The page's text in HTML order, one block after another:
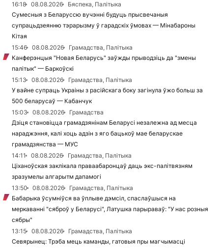
16:18
08.08.2026
Бяспека, Палітыка
Сумесныя з Беларуссю вучэнні будуць прысвечаныя
супрацьдзеянню тэрарызму ў гарадскіх ўмовах — Мінабароны
Кітая
15:46
08.08.2026
Грамадства, Палітыка
Канферэнцыя "Новая Беларусь" заўжды прыводзіць да "змены
палітык" — Баркоўскі
15:13
08.08.2026
Грамадства, Палітыка
У вайне супраць Украіны з расійскага боку загінула ўжо больш за
500 беларусаў — Кабанчук
15:03
08.08.2026
Грамадства
Дзіця становіцца грамадзянінам Беларусі незалежна ад месца
нараджэння, калі хоць адзін з яго бацькоў мае беларускае
грамадзянства — МУС
14:11
08.08.2026
Грамадства, Палітыка
Ціханоўская заклікала праваабаронцаў даць экс-палітвязням
зразумелы алгарытм дапамогі
13:50
08.08.2026
Грамадства, Палітыка
Бабарыка ўсумніўся ва ўплыве дэмсіл, спаслаўшыся на
меркаванні "сяброў у Беларусі", Латушка парыраваў: "У нас розныя
сябры"
13:15
08.08.2026
Грамадства, Палітыка
Севярынец: Трэба мець каманды, гатовыя пры магчымасці